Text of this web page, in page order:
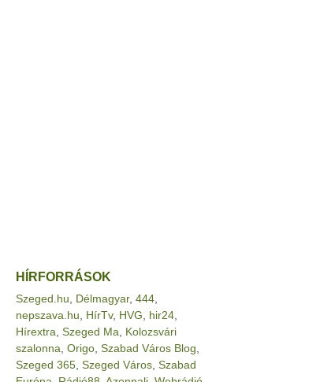
HÍRFORRÁSOK
Szeged.hu Délmagyar, 444
nepszava.hu
HírTv, HVG hir24
Hírextra Szeged Ma
Kolozsvári
szalonna Origo Szabad Város Blog
Szeged 365 Szeged Város Szabad